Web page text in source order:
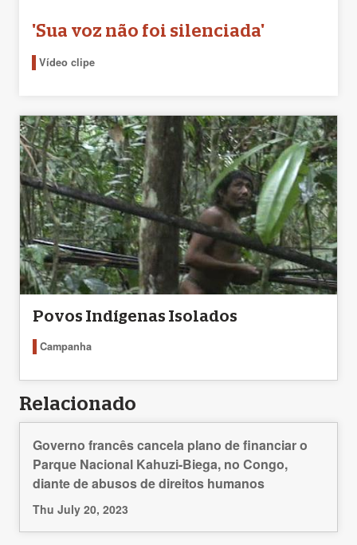
'Sua voz não foi silenciada'
Vídeo clipe
Povos Indígenas Isolados
Campanha
Relacionado
Governo francês cancela plano de financiar o
Parque Nacional Kahuzi-Biega, no Congo,
diante de abusos de direitos humanos
Thu July 20, 2023